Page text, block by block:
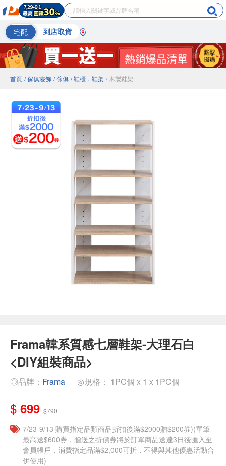
宅配 到店取貨
首頁 / 傢俱寢飾 / 傢俱 / 鞋櫃．鞋架 / 木製鞋架
Frama韓系質感七層鞋架-大理石白
<DIY組裝商品>
◎品牌： Frama ◎規格： 1PC個 x 1 x 1PC個
$ 699 $790
7/23-9/13 購買指定品類商品折扣後滿$2000贈$200券)(單筆
最高送$600券，贈送之折價券將於訂單商品送達3日後匯入至
會員帳戶，消費指定品滿$2,000可折，不得與其他優惠活動合
併使用)